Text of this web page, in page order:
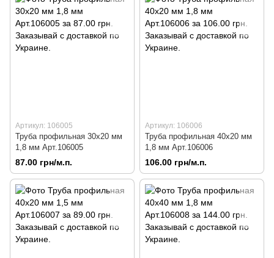
Артикул: 106005
Труба профильная 30х20 мм
1,8 мм Арт.106005
87.00 грн/м.п.
Артикул: 106006
Труба профильная 40х20 мм
1,8 мм Арт.106006
106.00 грн/м.п.